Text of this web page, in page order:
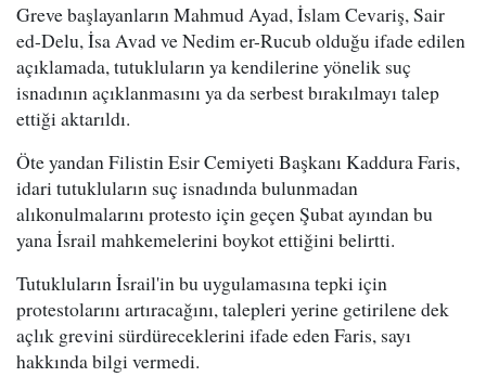
Greve başlayanların Mahmud Ayad, İslam Cevariş, Sair
ed-Delu, İsa Avad ve Nedim er-Rucub olduğu ifade edilen
açıklamada, tutukluların ya kendilerine yönelik suç
isnadının açıklanmasını ya da serbest bırakılmayı talep
ettiği aktarıldı.
Öte yandan Filistin Esir Cemiyeti Başkanı Kaddura Faris,
idari tutukluların suç isnadında bulunmadan
alıkonulmalarını protesto için geçen Şubat ayından bu
yana İsrail mahkemelerini boykot ettiğini belirtti.
Tutukluların İsrail'in bu uygulamasına tepki için
protestolarını artıracağını, talepleri yerine getirilene dek
açlık grevini sürdüreceklerini ifade eden Faris, sayı
hakkında bilgi vermedi.